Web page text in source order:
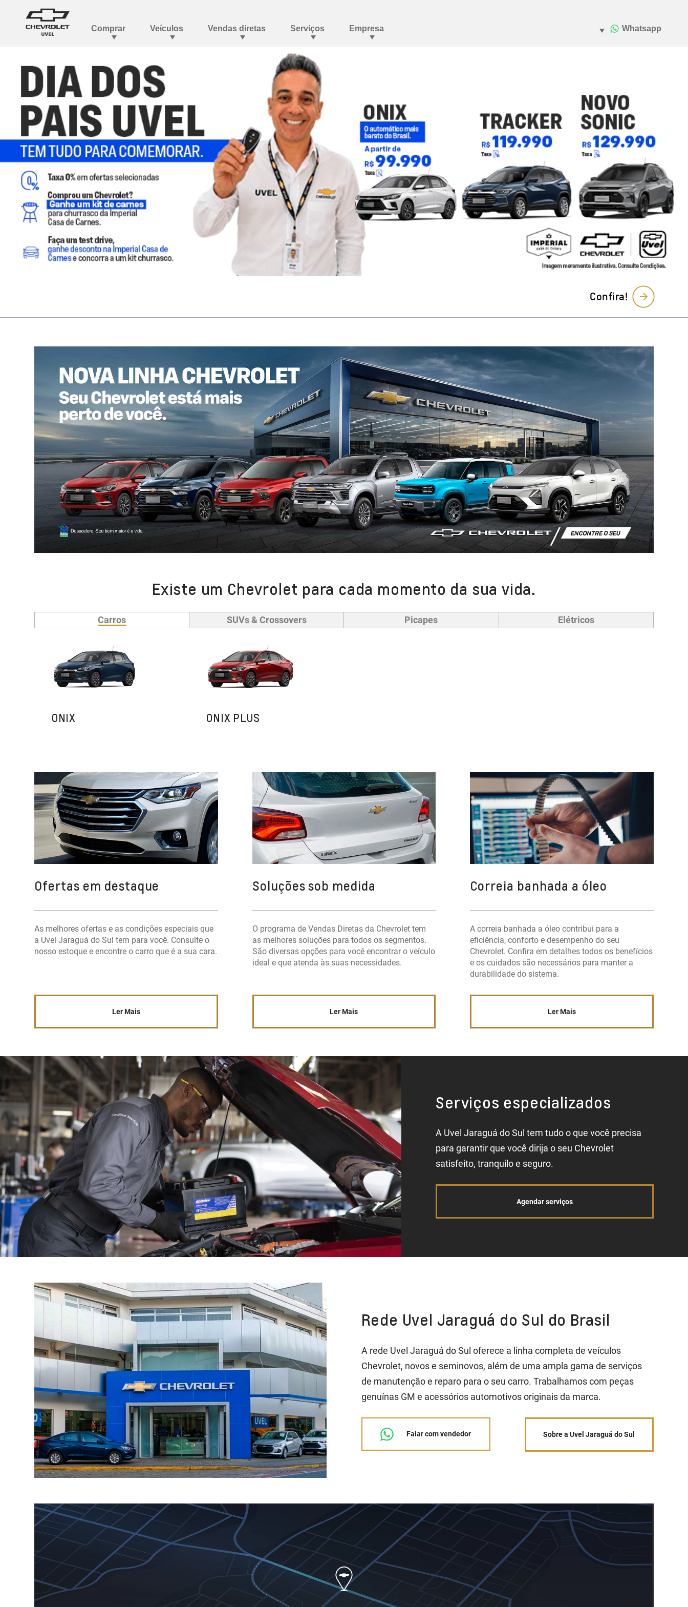
Existe um Chevrolet para cada momento da sua vida.
Carros SUVs & Crossovers Picapes Elétricos
ONIX ONIX PLUS
Ofertas em destaque
As melhores ofertas e as condições especiais que
a Uvel Jaraguá do Sul tem para você. Consulte o
nosso estoque e encontre o carro que é a sua cara.
Ler Mais
Soluções sob medida
O programa de Vendas Diretas da Chevrolet tem
as melhores soluções para todos os segmentos.
São diversas opções para você encontrar o veículo
ideal e que atenda às suas necessidades.
Ler Mais
Correia banhada a óleo
A correia banhada a óleo contribui para a
eficiência, conforto e desempenho do seu
Chevrolet. Confira em detalhes todos os benefícios
e os cuidados são necessários para manter a
durabilidade do sistema.
Ler Mais
Serviços especializados
A Uvel Jaraguá do Sul tem tudo o que você precisa
para garantir que você dirija o seu Chevrolet
satisfeito, tranquilo e seguro.
Agendar serviços
Rede Uvel Jaraguá do Sul do Brasil
A rede Uvel Jaraguá do Sul oferece a linha completa de veículos
Chevrolet, novos e seminovos, além de uma ampla gama de serviços
de manutenção e reparo para o seu carro. Trabalhamos com peças
genuínas GM e acessórios automotivos originais da marca.
Falar com vendedor Sobre a Uvel Jaraguá do Sul